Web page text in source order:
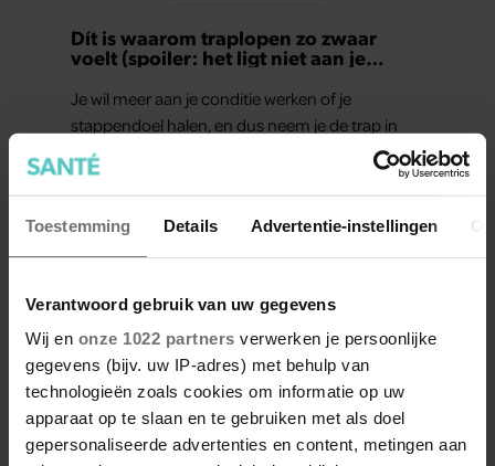
Toestemming Details Advertentie-instellingen
Verantwoord gebruik van uw gegevens
Wij en onze 1022 partners verwerken je persoonlijke
gegevens (bijv. uw IP-adres) met behulp van
technologieën zoals cookies om informatie op uw
apparaat op te slaan en te gebruiken met als doel
gepersonaliseerde advertenties en content, metingen aan
Dít is waarom traplopen zo zwaar
voelt (spoiler: het ligt niet aan je
Je wil meer aan je conditie werken of je
stappendoel halen, en dus neem je de trap in
plaats van de roltrap of lift. Maar halverwege
begin je al met hijgen. Dit terwijl je van een half
Meer van Santé